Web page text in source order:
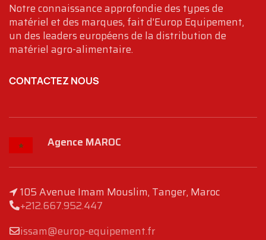
Notre connaissance approfondie des types de
matériel et des marques, fait d'Europ Equipement,
un des leaders européens de la distribution de
matériel agro-alimentaire.
CONTACTEZ NOUS
Agence MAROC
105 Avenue Imam Mouslim, Tanger, Maroc
+212.667.952.447
issam@europ-equipement.fr